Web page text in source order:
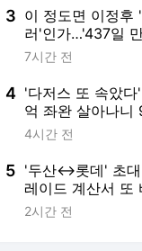
에 일침 "안 하겠단
로, 넘어갈 일 아
3 이 정도면 이정후
러'인가…'437일
귀' 우완 영건 상대
타' 결국 연속 안
7시간 전
4 '다저스 또 속았다
억 좌완 살아나니
우완이 말썽, 반복
개 던지고 블론세
니
4시간 전
5 '두산↔롯데' 초대
레이드 계산서 또
나…'21홀드→사생
2시간 전